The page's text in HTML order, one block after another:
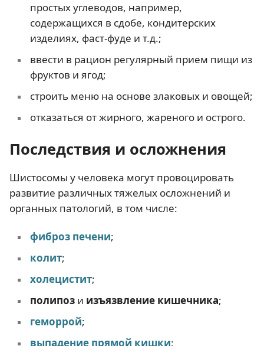
простых углеводов, например,
содержащихся в сдобе, кондитерских
изделиях, фаст-фуде и т.д.;
ввести в рацион регулярный прием пищи из
фруктов и ягод;
строить меню на основе злаковых и овощей;
отказаться от жирного, жареного и острого.
Последствия и осложнения
Шистосомы у человека могут провоцировать
развитие различных тяжелых осложнений и
органных патологий, в том числе:
фиброз печени;
колит;
холецистит;
полипози изъязвление кишечника;
геморрой;
выпадение прямой кишки;